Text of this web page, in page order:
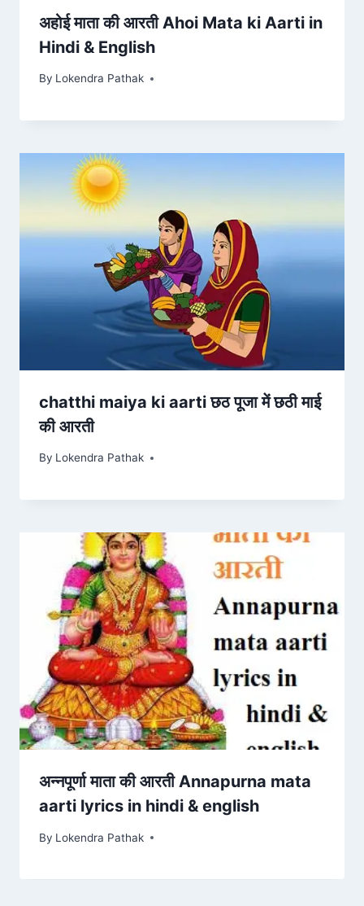
अहोई माता की आरती Ahoi Mata ki Aarti in
Hindi & English
By Lokendra Pathak
chatthi maiya ki aarti छठ पूजा में छठी माई
की आरती
By Lokendra Pathak
अन्नपूर्णा माता की आरती Annapurna mata
aarti lyrics in hindi & english
By Lokendra Pathak